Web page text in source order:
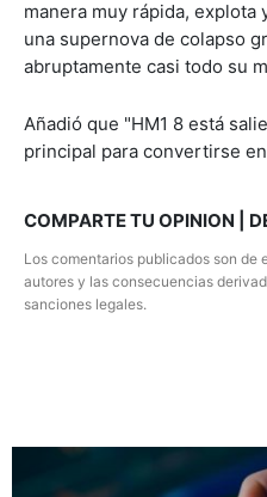
manera muy rápida,
una supernova de colapso
abruptamente casi todo su
Añadió que "HM1 8 está
principal para convertirse
COMPARTE TU OPINION |
Los comentarios publicados son de
autores y las consecuencias
sanciones legales.